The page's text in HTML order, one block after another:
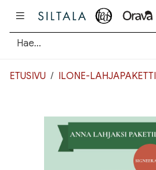
ETUSIVU ILONE-LAHJAPAKETTI